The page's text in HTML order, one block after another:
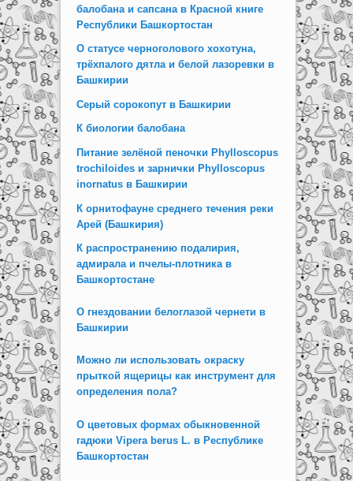
балобана и сапсана в Красной книге
Республики Башкортостан
О статусе черноголового хохотуна,
трёхпалого дятла и белой лазоревки в
Башкирии
Серый сорокопут в Башкирии
К биологии балобана
Питание зелёной пеночки Phylloscopus
trochiloides и зарнички Phylloscopus
inornatus в Башкирии
К орнитофауне среднего течения реки
Арей (Башкирия)
К распространению подалирия,
адмирала и пчелы-плотника в
Башкортостане
О гнездовании белоглазой чернети в
Башкирии
Можно ли использовать окраску
прыткой ящерицы как инструмент для
определения пола?
О цветовых формах обыкновенной
гадюки Vipera berus L. в Республике
Башкортостан